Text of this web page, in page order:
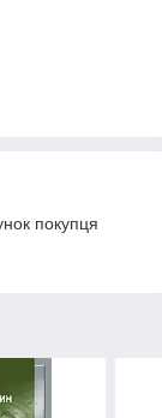
покупця